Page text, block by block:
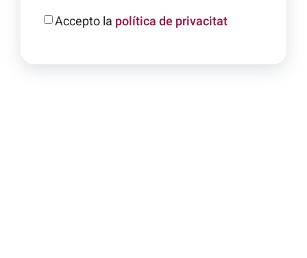
Accepto la política de privacitat